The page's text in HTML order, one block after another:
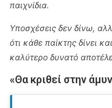
παιχνίδια.
Υποσχέσεις δεν δίνω,
ότι κάθε παίκτης δίνει
καλύτερο δυνατό
«Θα κριθεί στην